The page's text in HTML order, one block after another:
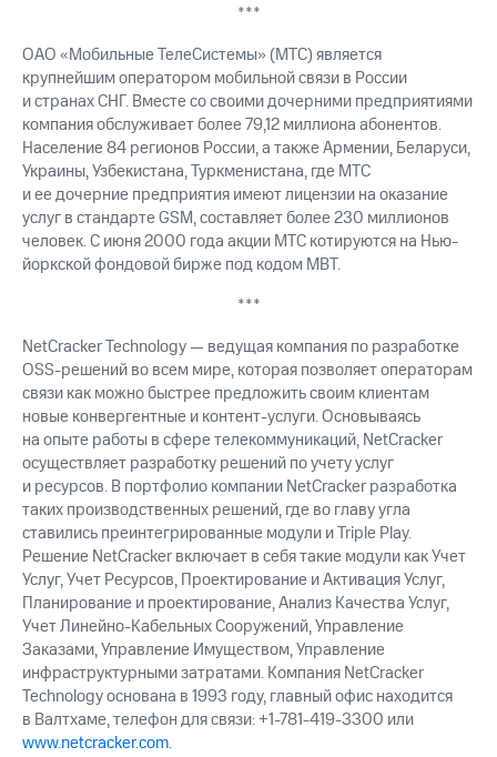
Другое
Регистратор
Реквизиты
Контакты
развитие
деловая этика
На главную
***
ОАО «Мобильные ТелеСистемы» (МТС) является
крупнейшим оператором мобильной связи в России
и странах СНГ. Вместе со своими дочерними предприятиями
компания обслуживает более 79,12 миллиона абонентов.
Население 84 регионов России, а также Армении, Беларуси,
Украины, Узбекистана, Туркменистана, где МТС
и ее дочерние предприятия имеют лицензии на оказание
услуг в стандарте GSM, составляет более 230 миллионов
человек. С июня 2000 года акции МТС котируются на Нью-
йоркской фондовой бирже под кодом MBT.
***
NetCracker Technology — ведущая компания по разработке
OSS-решений во всем мире, которая позволяет операторам
связи как можно быстрее предложить своим клиентам
новые конвергентные и контент-услуги. Основываясь
на опыте работы в сфере телекоммуникаций, NetCracker
осуществляет разработку решений по учету услуг
и ресурсов. В портфолио компании NetCracker разработка
таких производственных решений, где во главу угла
ставились преинтегрированные модули и Triple Play.
Решение NetCracker включает в себя такие модули как Учет
Услуг, Учет Ресурсов, Проектирование и Активация Услуг,
Планирование и проектирование, Анализ Качества Услуг,
Учет Линейно-Кабельных Сооружений, Управление
Заказами, Управление Имуществом, Управление
инфраструктурными затратами. Компания NetCracker
Technology основана в 1993 году, главный офис находится
в Валтхаме, телефон для связи:+1-781-419-3300 или
www.netcracker.com.